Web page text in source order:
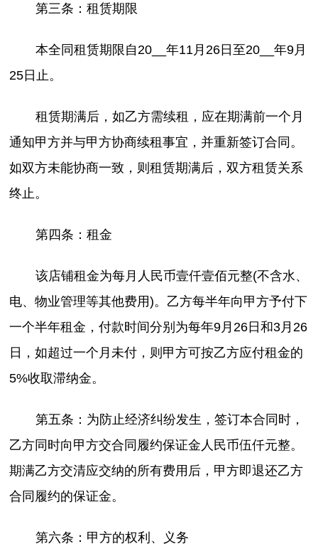
第三条：租赁期限
本全同租赁期限自20__年11月26日至20__年9月
25日止。
租赁期满后，如乙方需续租，应在期满前一个月
通知甲方并与甲方协商续租事宜，并重新签订合同。
如双方未能协商一致，则租赁期满后，双方租赁关系
终止。
第四条：租金
该店铺租金为每月人民币壹仟壹佰元整(不含水、
电、物业管理等其他费用)。乙方每半年向甲方予付下
一个半年租金，付款时间分别为每年9月26日和3月26
日，如超过一个月未付，则甲方可按乙方应付租金的
5%收取滞纳金。
第五条：为防止经济纠纷发生，签订本合同时，
乙方同时向甲方交合同履约保证金人民币伍仟元整。
期满乙方交清应交纳的所有费用后，甲方即退还乙方
合同履约的保证金。
第六条：甲方的权利、义务